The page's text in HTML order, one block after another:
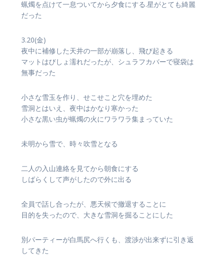
蝋燭を点けて一息ついてから夕食にする.星がとても綺麗
だった
3.20(金)
夜中に補修した天井の一部が崩落し、飛び起きる
マットはびしょ濡れだったが、シュラフカバーで寝袋は
無事だった
小さな雪玉を作り、せこせこと穴を埋めた
雪洞とはいえ、夜中はかなり寒かった
小さな黒い虫が蝋燭の火にワラワラ集まっていた
未明から雪で、時々吹雪となる
二人の入山連絡を見てから朝食にする
しばらくして声がしたので外に出る
全員で話し合ったが、悪天候で撤退することに
目的を失ったので、大きな雪洞を掘ることにした
別パーティーが白馬尻へ行くも、渡渉が出来ずに引き返
してきた